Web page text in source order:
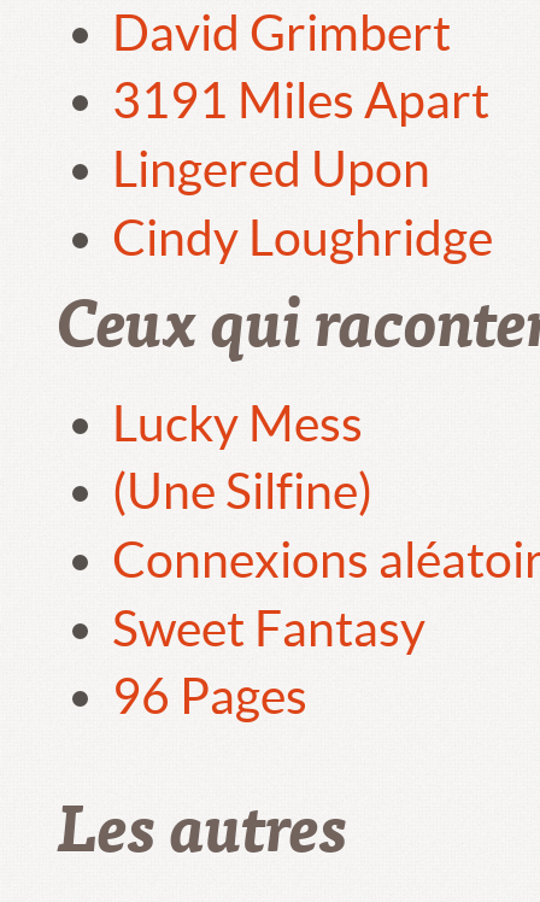
David Grimbert
3191 Miles Apart
Lingered Upon
Cindy Loughridge
Ceux qui
Lucky Mess
(Une Silfine)
Connexions
Sweet Fantasy
96 Pages
Les autres